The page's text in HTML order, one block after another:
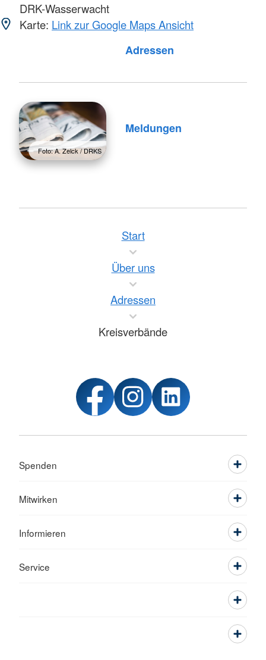
DRK-Wasserwacht
Karte: Link zur Google Maps Ansicht
Adressen
Foto: A. Zelck / DRKS
Meldungen
Start
Über uns
Adressen
Kreisverbände
Spenden
Mitwirken
Informieren
Service